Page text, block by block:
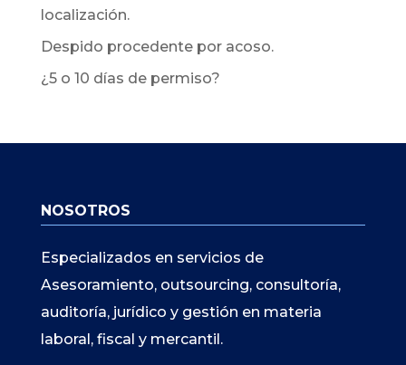
localización.
Despido procedente por acoso.
¿5 o 10 días de permiso?
NOSOTROS
Especializados en servicios de
Asesoramiento, outsourcing, consultoría,
auditoría, jurídico y gestión en materia
laboral, fiscal y mercantil.